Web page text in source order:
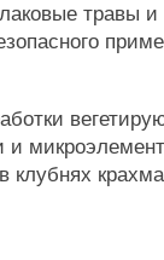
травы
и
клубнях